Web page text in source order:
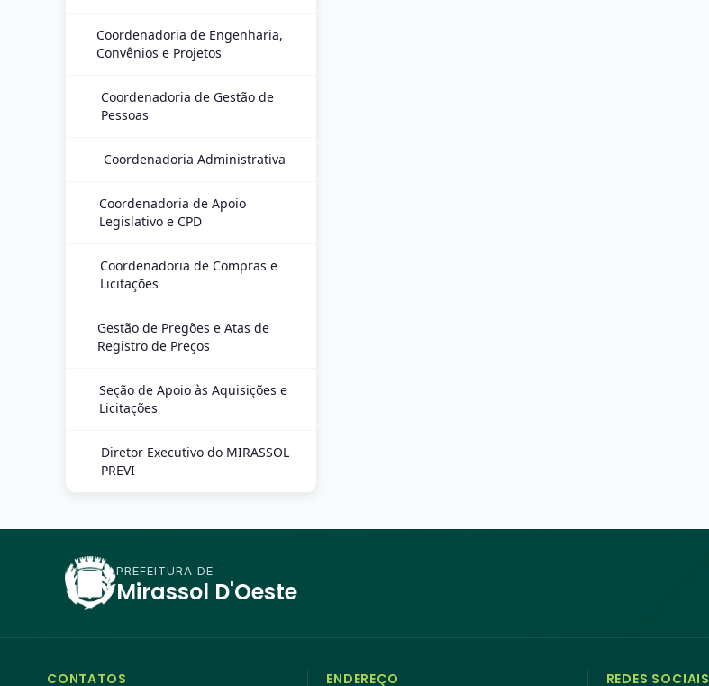
Coordenadoria de Engenharia,
Convênios e Projetos
Coordenadoria de Gestão de
Pessoas
Coordenadoria Administrativa
Coordenadoria de Apoio
Legislativo e CPD
Coordenadoria de Compras e
Licitações
Gestão de Pregões e Atas de
Registro de Preços
Seção de Apoio às Aquisições e
Licitações
Diretor Executivo do MIRASSOL
PREVI
PREFEITURA DE
Mirassol D'Oeste
CONTATOS ENDEREÇO REDES SOCIAIS